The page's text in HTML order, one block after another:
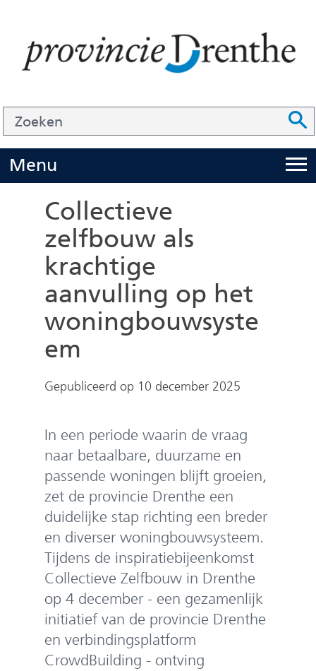
inhoud
Z
o
e
k
Menu
i
t
k
l
a
p
e
n
Collectieve
zelfbouw als
krachtige
aanvulling op het
woningbouwsyste
em
Gepubliceerd op 10 december 2025
In een periode waarin de vraag
naar betaalbare, duurzame en
passende woningen blijft groeien,
zet de provincie Drenthe een
duidelijke stap richting een breder
en diverser woningbouwsysteem.
Tijdens de inspiratiebijeenkomst
Collectieve Zelfbouw in Drenthe
op 4 december - een gezamenlijk
initiatief van de provincie Drenthe
en verbindingsplatform
CrowdBuilding - ontving